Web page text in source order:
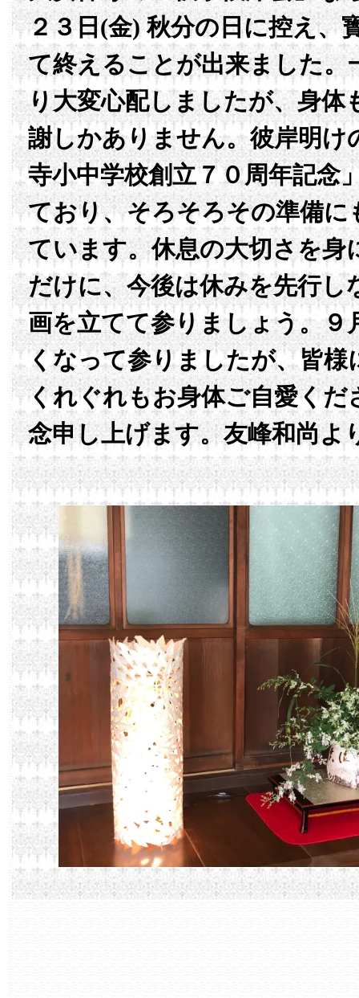
２３日(金) 秋分の日に控え、
て終えることが出来ました。
り大変心配しましたが、身体
謝しかありません。彼岸明け
寺小中学校創立７０周年記念
ており、そろそろその準備に
ています。休息の大切さを身
だけに、今後は休みを先行し
画を立てて参りましょう。９
くなって参りましたが、皆様
くれぐれもお身体ご自愛くだ
念申し上げます。友峰和尚よ